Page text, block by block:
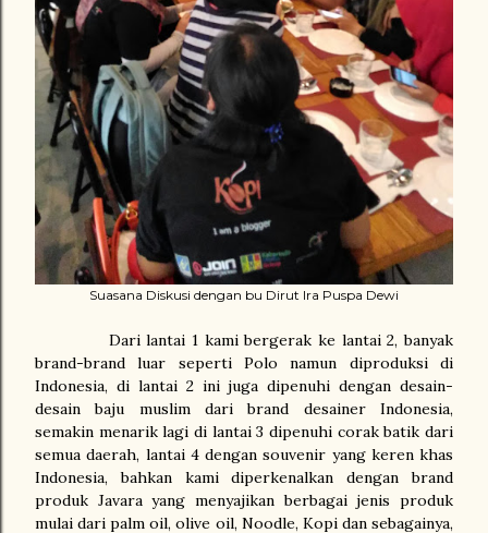
Suasana Diskusi dengan bu Dirut Ira Puspa Dewi
Dari lantai 1 kami bergerak ke lantai 2, banyak
brand-brand luar seperti Polo namun diproduksi di
Indonesia, di lantai 2 ini juga dipenuhi dengan desain-
desain baju muslim dari brand desainer Indonesia,
semakin menarik lagi di lantai 3 dipenuhi corak batik dari
semua daerah, lantai 4 dengan souvenir yang keren khas
Indonesia, bahkan kami diperkenalkan dengan brand
produk Javara yang menyajikan berbagai jenis produk
mulai dari palm oil, olive oil, Noodle, Kopi dan sebagainya,